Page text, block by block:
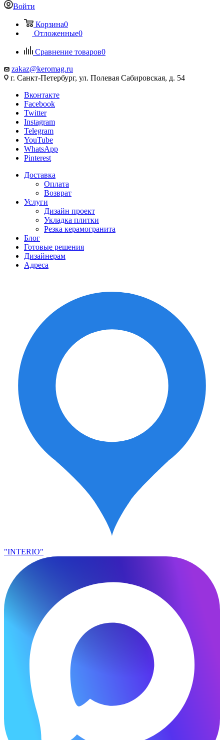
Войти
Корзина0
Отложенные0
Сравнение товаров0
zakaz@keromag.ru
г. Санкт-Петербург, ул. Полевая Сабировская, д. 54
Вконтакте
Facebook
Twitter
Instagram
Telegram
YouTube
WhatsApp
Pinterest
Доставка
Оплата
Возврат
Услуги
Дизайн проект
Укладка плитки
Резка керамогранита
Блог
Готовые решения
Дизайнерам
Адреса
"INTERIO"